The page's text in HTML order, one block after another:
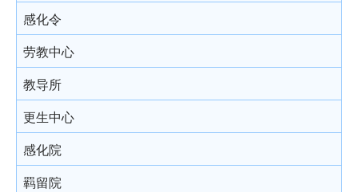
由陪审团审讯
上诉
扣留被捕人士
录取供词
被捕人士保释
在警署及法庭分隔少年人
投诉警察
书面供词
感化令
劳教中心
教导所
更生中心
感化院
羁留院